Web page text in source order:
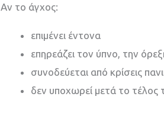
Αν το άγχος:
επιμένει έντονα
επηρεάζει τον ύπνο, την
συνοδεύεται από κρίσεις
δεν υποχωρεί μετά το τέλος